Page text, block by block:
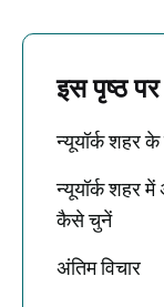
इस पृष्ठ पर
न्यूयॉर्क शहर
न्यूयॉर्क शहर
कैसे चुनें
अंतिम विचार